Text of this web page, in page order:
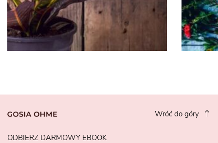
Wróć do góry
ODBIERZ DARMOWY EBOOK